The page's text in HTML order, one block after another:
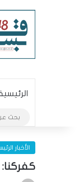
الأخبار
كفركنا: إصابة 3 أشخاص بجراح متفاوتة